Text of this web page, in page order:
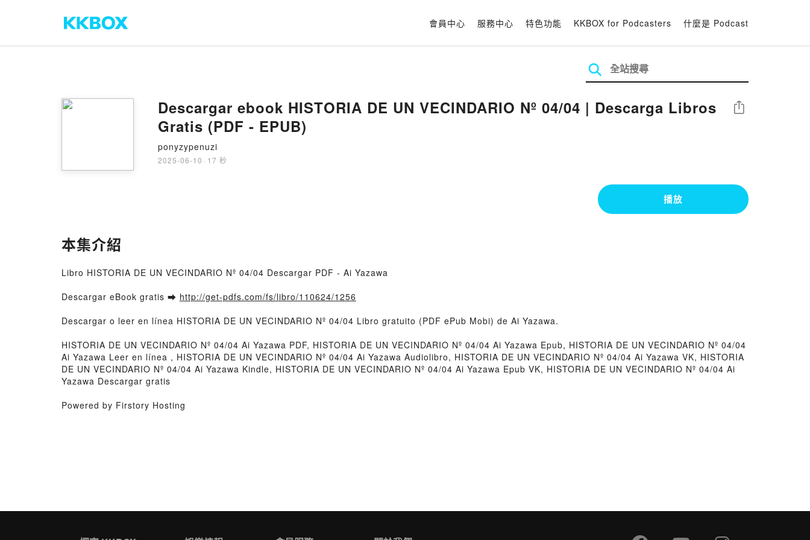
會員中心 服務中心 特色功能 KKBOX for Podcasters 什麼是 Podcast
Descargar ebook HISTORIA DE UN VECINDARIO Nº 04/04 | Descarga Libros
Gratis (PDF - EPUB)
ponyzypenuzi
2025-06-10 · 17 秒
分享
播放
本集介紹
Libro HISTORIA DE UN VECINDARIO Nº 04/04 Descargar PDF - Ai Yazawa
Descargar eBook gratis ➡ http://get-pdfs.com/fs/libro/110624/1256
Descargar o leer en línea HISTORIA DE UN VECINDARIO Nº 04/04 Libro gratuito (PDF ePub Mobi) de Ai Yazawa.
HISTORIA DE UN VECINDARIO Nº 04/04 Ai Yazawa PDF, HISTORIA DE UN VECINDARIO Nº 04/04 Ai Yazawa Epub, HISTORIA DE UN VECINDARIO Nº 04/04
Ai Yazawa Leer en línea , HISTORIA DE UN VECINDARIO Nº 04/04 Ai Yazawa Audiolibro, HISTORIA DE UN VECINDARIO Nº 04/04 Ai Yazawa VK, HISTORIA
DE UN VECINDARIO Nº 04/04 Ai Yazawa Kindle, HISTORIA DE UN VECINDARIO Nº 04/04 Ai Yazawa Epub VK, HISTORIA DE UN VECINDARIO Nº 04/04 Ai
Yazawa Descargar gratis
Powered by Firstory Hosting